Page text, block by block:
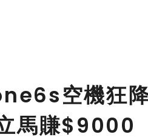
空機狂降
馬賺$9000